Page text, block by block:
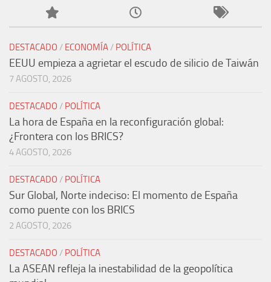
DESTACADO / ECONOMÍA/ POLÍTICA
EEUU empieza a agrietar el escudo de silicio de Taiwán
7 AGOSTO, 2026
DESTACADO / POLÍTICA
La hora de España en la reconfiguración global:
¿Frontera con los BRICS?
4 AGOSTO, 2026
DESTACADO / POLÍTICA
Sur Global, Norte indeciso: El momento de España
como puente con los BRICS
2 AGOSTO, 2026
DESTACADO / POLÍTICA
La ASEAN refleja la inestabilidad de la geopolítica